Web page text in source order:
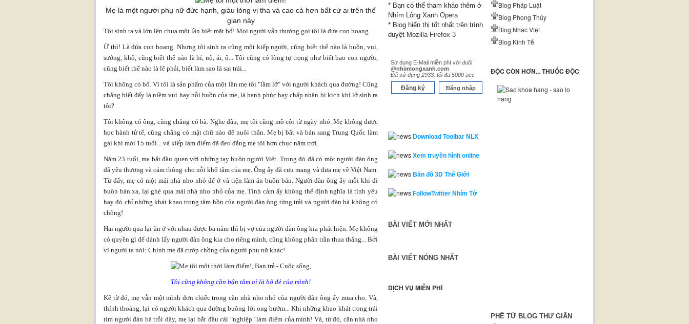
Mẹ là một người phụ nữ đức hạnh, giàu lòng vị tha và cao cả hơn bất cứ ai trên thế
gian này
Tôi sinh ra và lớn lên chưa một lần biết mặt bố! Mọi người vẫn thường gọi tôi là đứa con hoang.
Ừ thì! Là đứa con hoang. Nhưng tôi sinh ra cũng một kiếp người, cũng biết thế nào là buồn, vui,
sướng, khổ, cũng biết thế nào là hỉ, nộ, ái, ố... Tôi cũng có lòng tự trọng như biết bao con người,
cũng biết thế nào là lẽ phải, biết làm sao là sai trái...
Tôi không có bố. Vì tôi là sản phẩm của một lần mẹ tôi "lầm lỡ" với người khách qua đường! Cũng
chẳng biết đấy là niềm vui hay nỗi buồn của mẹ, là hạnh phúc hay chấp nhận bi kịch khi lỡ sinh ra
tôi?
Tôi không có ông, cũng chẳng có bà. Nghe đâu, mẹ tôi cũng mồ côi từ ngày nhỏ. Mẹ không được
học hành tử tế, cũng chẳng có mặt chữ nào để nuôi thân. Mẹ bị bắt và bán sang Trung Quốc làm
gái khi mới 15 tuổi... và kiếp làm điếm đã đeo đẳng mẹ tôi hơn chục năm trời.
Năm 23 tuổi, mẹ bắt đầu quen với những tay buôn người Việt. Trong đó đã có một người đàn ông
đã yêu thương và cảm thông cho nỗi khổ tâm của mẹ. Ông ấy đã cưu mang và đưa mẹ về Việt Nam.
Từ đấy, mẹ có một mái nhà nho nhỏ để ở và tiện làm ăn buôn bán. Người đàn ông ấy mỗi khi đi
buôn bán xa, lại ghé qua mái nhà nho nhỏ của mẹ. Tình cảm ấy không thể định nghĩa là tình yêu
hay đó chỉ những khát khao trong tâm hồn của người đàn ông từng trải và người đàn bà không có
chồng!
Hai người qua lại ăn ở với nhau được ba năm thì bị vợ của người đàn ông kia phát hiện. Mẹ không
có quyền gì để dành lấy người đàn ông kia cho riêng mình, cũng không phân trần thua thắng... Bởi
vì người ta nói: Chính mẹ đã cướp chồng của người phụ nữ khác!
Tôi cũng không cần bận tâm ai là bố đẻ của mình!
Kể từ đó, mẹ vẫn một mình đơn chiếc trong căn nhà nho nhỏ của người đàn ông ấy mua cho. Và,
thỉnh thoảng, lại có người khách qua đường buông lời ong bướm... Khi những khao khát trong trái
tim người đàn bà trỗi dậy, mẹ lại bắt đầu cái "nghiệp" làm điếm của mình! Và, từ đó, căn nhà nho
* Bạn có thể tham khảo thêm ở
Nhím Lông Xanh Opera
* Blog hiển thị tốt nhất trên trình
duyệt Mozilla Firefox 3
Sử dụng E-Mail miễn phí với đuôi
@nhimlongxanh.com
Đã sử dụng 2933, tối đa 5000 acc
Đăng ký Đăng nhập
Download Toolbar NLX
Xem truyền hình online
Bản đồ 3D Thế Giới
FollowTwitter Nhím Tớ
BÀI VIẾT MỚI NHẤT
BÀI VIẾT NÓNG NHẤT
DỊCH VỤ MIỄN PHÍ
Blog Pháp Luật
Blog Phong Thủy
Blog Nhạc Việt
Blog Kinh Tế
ĐỘC CÒN HƠN... THUỐC ĐỘC
PHÊ TỪ BLOG THƯ GIÃN